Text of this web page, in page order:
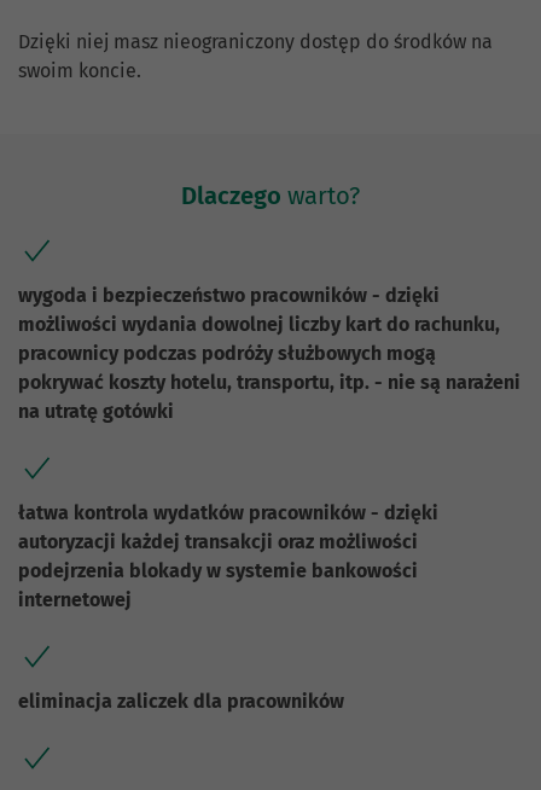
Dzięki niej masz nieograniczony dostęp do środków na
swoim koncie.
Dlaczego warto?
wygoda i bezpieczeństwo pracowników - dzięki
możliwości wydania dowolnej liczby kart do rachunku,
pracownicy podczas podróży służbowych mogą
pokrywać koszty hotelu, transportu, itp. - nie są narażeni
na utratę gotówki
łatwa kontrola wydatków pracowników - dzięki
autoryzacji każdej transakcji oraz możliwości
podejrzenia blokady w systemie bankowości
internetowej
eliminacja zaliczek dla pracowników